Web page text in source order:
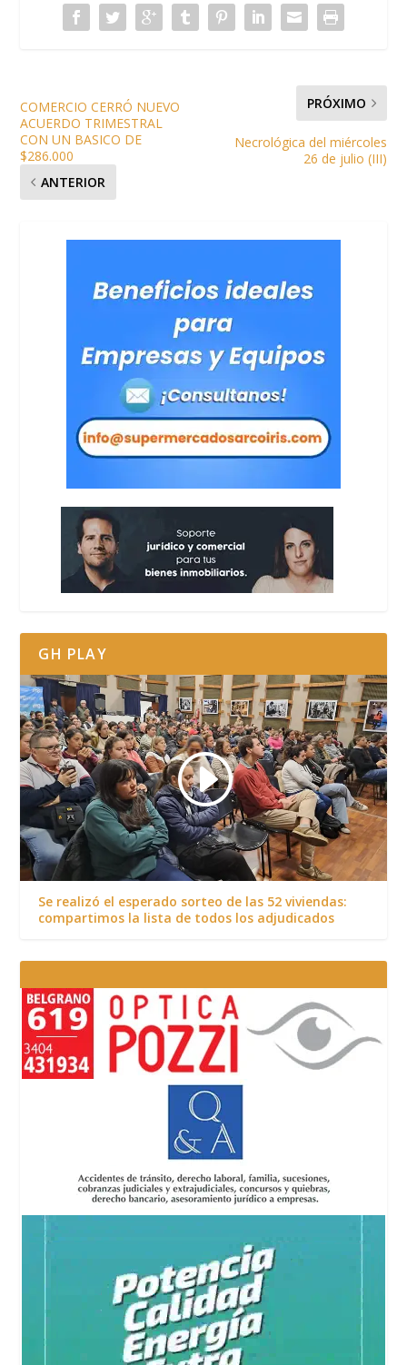
COMERCIO CERRÓ NUEVO
ACUERDO TRIMESTRAL
CON UN BASICO DE
$286.000
ANTERIOR
PRÓXIMO
Necrológica del miércoles
26 de julio (III)
GH PLAY
Se realizó el esperado sorteo de las 52 viviendas:
compartimos la lista de todos los adjudicados